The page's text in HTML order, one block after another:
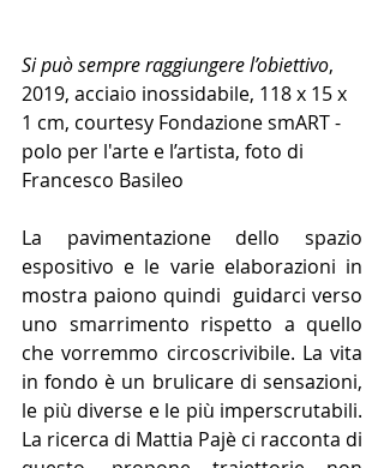
Si può sempre raggiungere l’obiettivo,
2019, acciaio inossidabile, 118 x 15 x
1 cm, courtesy Fondazione smART -
polo per l'arte e l’artista, foto di
Francesco Basileo
La pavimentazione dello spazio
espositivo e le varie elaborazioni in
mostra paiono quindi  guidarci verso
uno smarrimento rispetto a quello
che vorremmo circoscrivibile. La vita
in fondo è un brulicare di sensazioni,
le più diverse e le più imperscrutabili.
La ricerca di Mattia Pajè ci racconta di